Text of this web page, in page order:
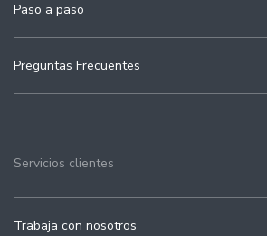
Paso a paso
Preguntas Frecuentes
Servicios clientes
Trabaja con nosotros